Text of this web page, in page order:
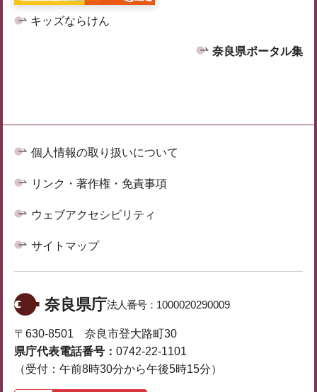
キッズならけん
奈良県ポータル集
個人情報の取り扱いについて
リンク・著作権・免責事項
ウェブアクセシビリティ
サイトマップ
奈良県庁法人番号： 1000020290009
〒630-8501 奈良市登大路町30
県庁代表電話番号： 0742-22-1101
（受付：午前8時30分から午後5時15分）